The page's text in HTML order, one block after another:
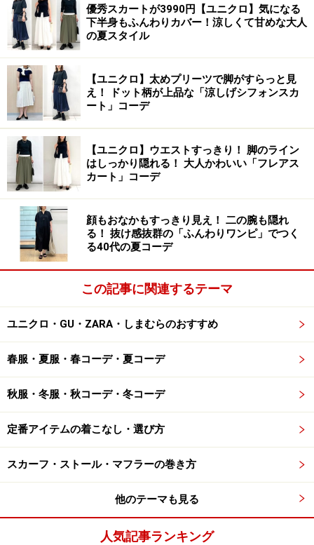
ーズンごとのニーズに合わせたナチュランオリジナルア
イテムなど、ナチュラル系では最大級の充実したアイテ
ム数を誇っています。愛用するほどに風合いがよくなる
洋服や雑貨など、デザインや品質にこだわった”わたしら
しい”、”わたしに合う”アイテムに出逢えるサイトです。
続いて、ナチュランでピックアップしたおすすめアイテ
ムを紹介します。
■TUTIE.のコットンボイルピンタックボリ
ュームスリーブブラウス（ピンク）
コットンボイルピンタックボリュームスリーブブラウス（ピ
ンク） 9180円（税込）／TUTIE.（ナチュラン）
柔らかで肌触りの良いコットンボイル素材で仕立てたブ
ドを高めます。細やかなタックをバストラインまで入れ
ることで、裾に向けてふんわりとした分量感あるシルエ
ットを作り出しています。ひじが隠れる長さの袖幅の広
いボリューム袖が今年らしさをプラスしています。
■08Mabのリネンピンタックエプロンワンピ
ース（ブラック）
優秀スカートが3990円【ユニクロ】気になる
下半身もふんわりカバー！涼しくて甘めな大人
の夏スタイル
【ユニクロ】太めプリーツで脚がすらっと見
え！ ドット柄が上品な「涼しげシフォンスカ
ート」コーデ
【ユニクロ】ウエストすっきり！ 脚のライン
はしっかり隠れる！ 大人かわいい「フレアス
カート」コーデ
顔もおなかもすっきり見え！ 二の腕も隠れ
る！ 抜け感抜群の「ふんわりワンピ」でつく
る40代の夏コーデ
この記事に関連するテーマ
ユニクロ・GU・ZARA・しまむらのおすすめ
春服・夏服・春コーデ・夏コーデ
秋服・冬服・秋コーデ・冬コーデ
定番アイテムの着こなし・選び方
スカーフ・ストール・マフラーの巻き方
他のテーマも見る
人気記事ランキング